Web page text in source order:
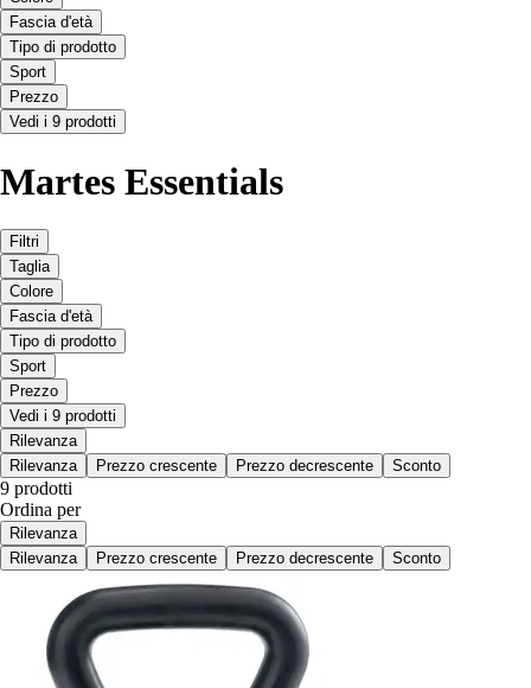
Fascia d'età
Tipo di prodotto
Sport
Prezzo
Vedi i 9 prodotti
Martes Essentials
Filtri
Taglia
Colore
Fascia d'età
Tipo di prodotto
Sport
Prezzo
Vedi i 9 prodotti
Rilevanza
Rilevanza
Prezzo crescente Prezzo decrescente Sconto
9 prodotti
Ordina per
Rilevanza
Rilevanza
Prezzo crescente Prezzo decrescente Sconto